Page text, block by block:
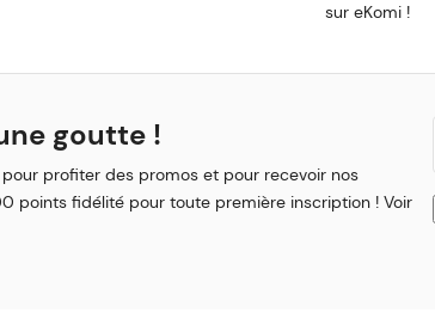
sur eKomi !
goutte !
profiter des promos et pour recevoir nos
points fidélité pour toute première inscription ! Voir